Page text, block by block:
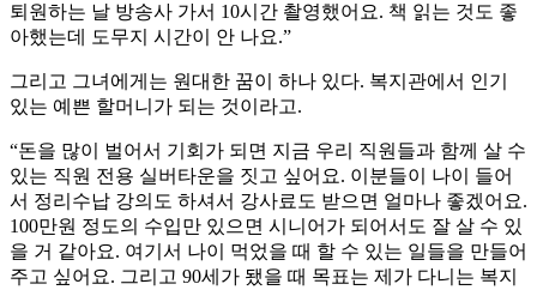
퇴원하는 날 방송사 가서 10시간 촬영했어요. 책 읽는 것도 좋
아했는데 도무지 시간이 안 나요.”
그리고 그녀에게는 원대한 꿈이 하나 있다. 복지관에서 인기
있는 예쁜 할머니가 되는 것이라고.
“돈을 많이 벌어서 기회가 되면 지금 우리 직원들과 함께 살 수
있는 직원 전용 실버타운을 짓고 싶어요. 이분들이 나이 들어
서 정리수납 강의도 하셔서 강사료도 받으면 얼마나 좋겠어요.
100만원 정도의 수입만 있으면 시니어가 되어서도 잘 살 수 있
을 거 같아요. 여기서 나이 먹었을 때 할 수 있는 일들을 만들어
주고 싶어요. 그리고 90세가 됐을 때 목표는 제가 다니는 복지